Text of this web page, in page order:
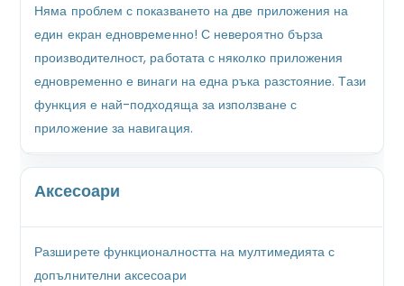
Няма проблем с показването на две приложения на
един екран едновременно! С невероятно бърза
производителност, работата с няколко приложения
едновременно е винаги на една ръка разстояние. Тази
функция е най-подходяща за използване с
приложение за навигация.
Аксесоари
Разширете функционалността на мултимедията с
допълнителни аксесоари